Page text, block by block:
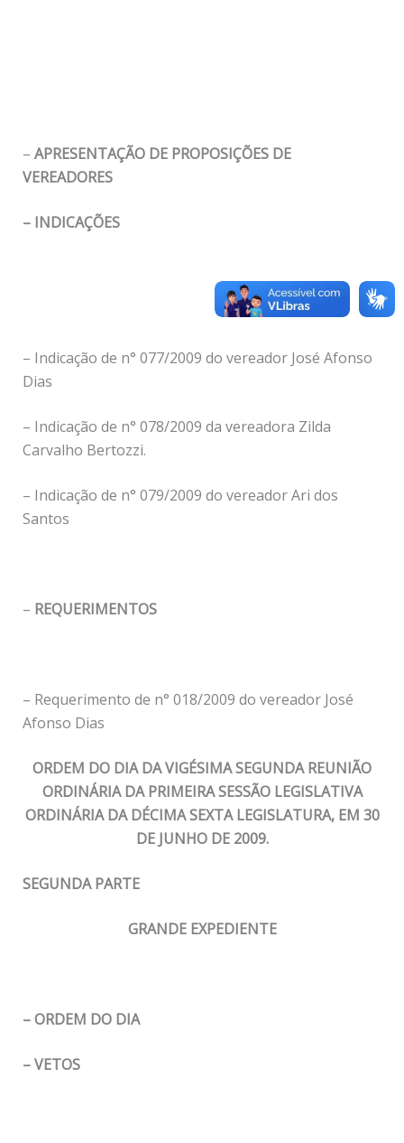
– APRESENTAÇÃO DE PROPOSIÇÕES DE
VEREADORES
– INDICAÇÕES
– Indicação de n° 077/2009 do vereador José Afonso
Dias
– Indicação de n° 078/2009 da vereadora Zilda
Carvalho Bertozzi.
– Indicação de n° 079/2009 do vereador Ari dos
Santos
– REQUERIMENTOS
– Requerimento de n° 018/2009 do vereador José
Afonso Dias
ORDEM DO DIA DA VIGÉSIMA SEGUNDA REUNIÃO
ORDINÁRIA DA PRIMEIRA SESSÃO LEGISLATIVA
ORDINÁRIA DA DÉCIMA SEXTA LEGISLATURA, EM 30
DE JUNHO DE 2009.
SEGUNDA PARTE
GRANDE EXPEDIENTE
– ORDEM DO DIA
– VETOS